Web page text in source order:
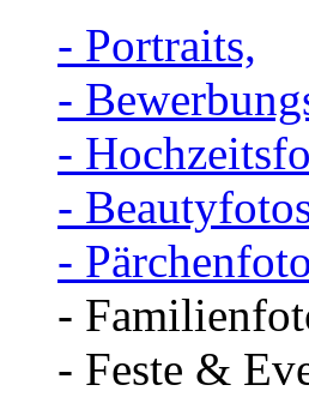
- Portraits,
-
-
-
-
-
- Feste &